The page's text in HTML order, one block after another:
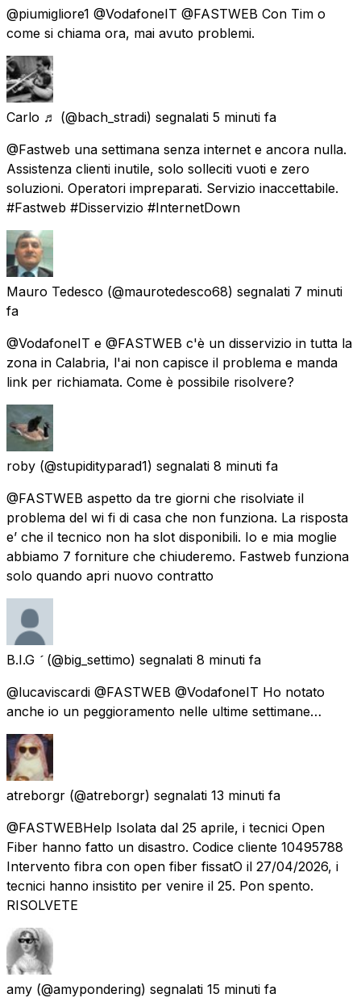
@piumigliore1 @VodafoneIT @FASTWEB Con Tim o
come si chiama ora, mai avuto problemi.
Carlo ♬ (@bach_stradi) segnalati 5 minuti fa
@Fastweb una settimana senza internet e ancora nulla.
Assistenza clienti inutile, solo solleciti vuoti e zero
soluzioni. Operatori impreparati. Servizio inaccettabile.
#Fastweb #Disservizio #InternetDown
Mauro Tedesco (@maurotedesco68) segnalati 7 minuti
fa
@VodafoneIT e @FASTWEB c'è un disservizio in tutta la
zona in Calabria, l'ai non capisce il problema e manda
link per richiamata. Come è possibile risolvere?
roby (@stupidityparad1) segnalati 8 minuti fa
@FASTWEB aspetto da tre giorni che risolviate il
problema del wi fi di casa che non funziona. La risposta
e’ che il tecnico non ha slot disponibili. Io e mia moglie
abbiamo 7 forniture che chiuderemo. Fastweb funziona
solo quando apri nuovo contratto
B.I.G  (@big_settimo) segnalati 8 minuti fa
@lucaviscardi @FASTWEB @VodafoneIT Ho notato
anche io un peggioramento nelle ultime settimane…
atreborgr (@atreborgr) segnalati 13 minuti fa
@FASTWEBHelp Isolata dal 25 aprile, i tecnici Open
Fiber hanno fatto un disastro. Codice cliente 10495788
Intervento fibra con open fiber fissatO il 27/04/2026, i
tecnici hanno insistito per venire il 25. Pon spento.
RISOLVETE
amy (@amypondering) segnalati 15 minuti fa